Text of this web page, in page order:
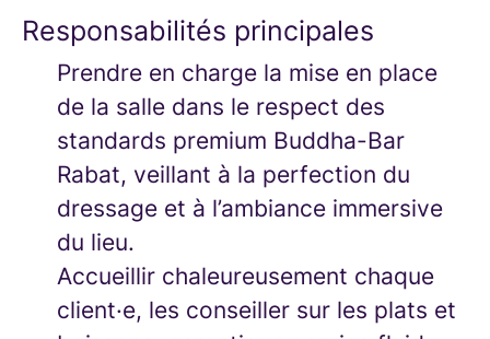
Responsabilités principales
Prendre en charge la mise en place
de la salle dans le respect des
standards premium Buddha-Bar
Rabat, veillant à la perfection du
dressage et à l’ambiance immersive
du lieu.
Accueillir chaleureusement chaque
client·e, les conseiller sur les plats et